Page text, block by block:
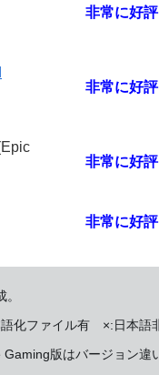
非常に好評
非常に好評
非常に好評
非常に好評
化ファイル有 ×:日本語
版はバージョン